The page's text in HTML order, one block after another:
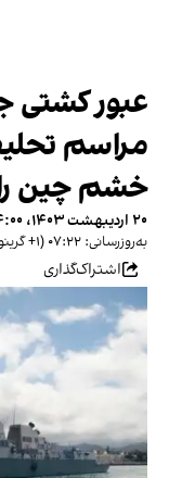
عبور کشتی
مراسم
خشم چین
۲۰ اردیبهشت ۱۴۰۳، ۰۴:۰۰ (‎+۱ گرینویچ)
به‌روزرسانی: ۰۷:۲۲ (‎+۱ گرینویچ)
اشتراک‌گذاری